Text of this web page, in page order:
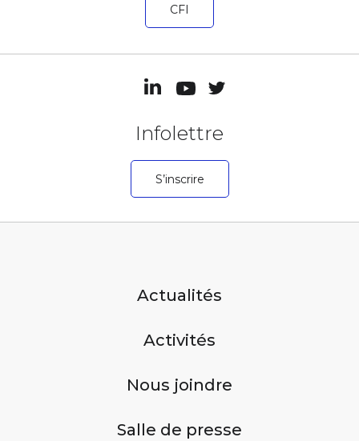
CFI
Infolettre
S’inscrire
Actualités
Activités
Nous joindre
Salle de presse